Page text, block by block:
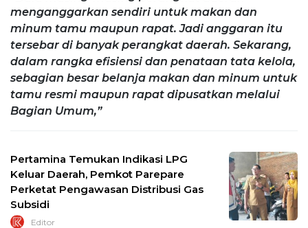
menganggarkan sendiri untuk makan dan
minum tamu maupun rapat. Jadi anggaran itu
tersebar di banyak perangkat daerah. Sekarang,
dalam rangka efisiensi dan penataan tata kelola,
sebagian besar belanja makan dan minum untuk
tamu resmi maupun rapat dipusatkan melalui
Bagian Umum,”
Pertamina Temukan Indikasi LPG
Keluar Daerah, Pemkot Parepare
Perketat Pengawasan Distribusi Gas
Subsidi
Editor